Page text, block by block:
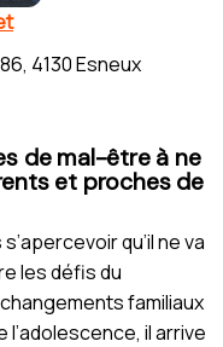
4130 Esneux
de mal-être à ne
et proches de
qu’il ne va
les défis du
familiaux
il arrive